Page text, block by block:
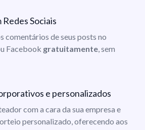
Sociais
comentários de seus posts no
Facebook gratuitamente, sem
e personalizados
com a cara da sua empresa e
personalizado, oferecendo aos